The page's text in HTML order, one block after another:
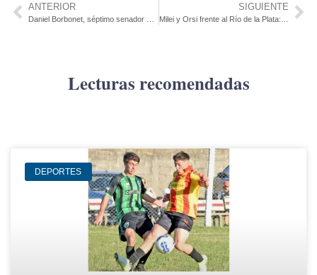
ANTERIOR SIGUIENTE
Lecturas recomendadas
DEPORTES